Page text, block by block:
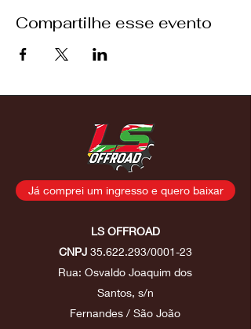
Compartilhe esse evento
Já comprei um ingresso e quero baixar
LS OFFROAD
CNPJ 35.622.293/0001-23
Rua: Osvaldo Joaquim dos
Santos, s/n
Fernandes / São João